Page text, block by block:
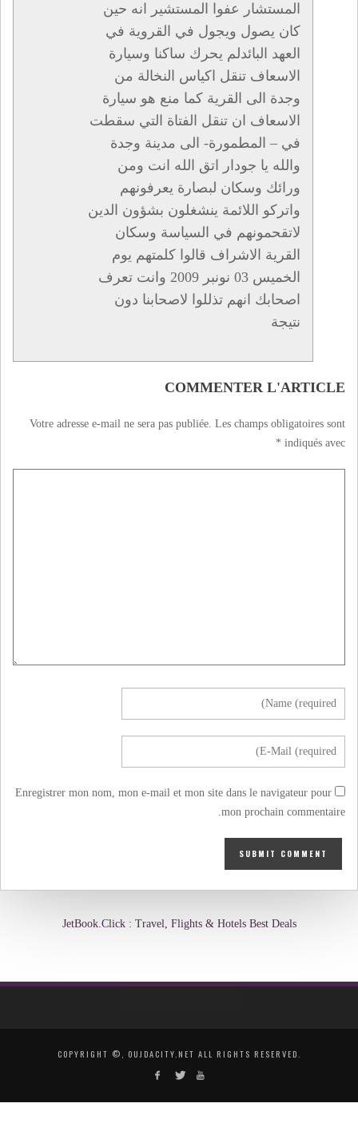
المستشار عفوا المستشير انه حين
كان يصول ويجول في القروية في
العهد البائدلم يحرك ساكنا وسيارة
الاسعاف تنقل اكياس النخالة من
وجدة الى القرية كما منع هو سيارة
الاسعاف ان تنقل الفتاة التي سقطت
في – المطمورة- الى مدينة وجدة
والله يا جودار اتق الله انت ومن
ورائك وسكان لبصارة يعرفونهم
واتركو اللائمة ينشغلون بشؤون الدين
لاتقحمونهم في السياسة وسكان
القرية الاشراف قالوا كلمتهم يوم
الخميس 03 نونبر 2009 وانت تعرف
اصحابك انهم تذللوا لاصحابنا دون
نتيجة
COMMENTER L'ARTICLE
Votre adresse e-mail ne sera pas publiée. Les champs obligatoires sont
indiqués avec
*
Enregistrer mon nom, mon e-mail et mon site dans le navigateur pour
mon prochain commentaire.
JetBook.Click : Travel, Flights & Hotels Best Deals
COPYRIGHT ©, OUJDACITY.NET ALL RIGHTS RESERVED.